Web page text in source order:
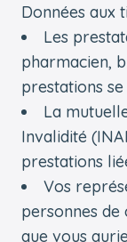
Données aux
Les
pharmacien,
prestations
La
Invalidité
prestations
Vos
personnes de
que vous